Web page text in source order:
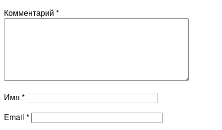
Комментарий *
Имя *
Email *